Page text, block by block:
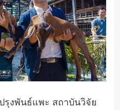
รุงพันธ์แพะ สถาบันวิจัย